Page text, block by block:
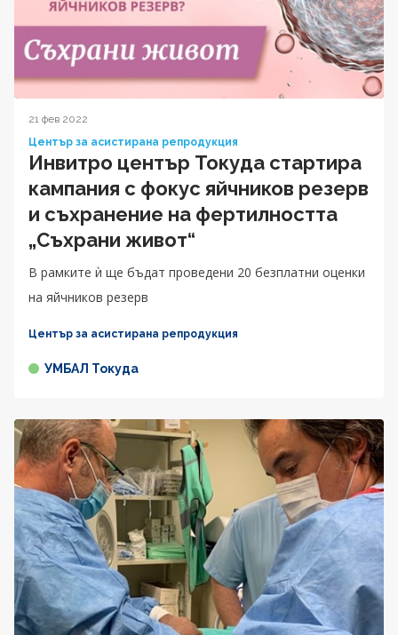
21 фев 2022
Център за асистирана репродукция
Инвитро център Токуда стартира
кампания с фокус яйчников резерв
и съхранение на фертилността
„Съхрани живот“
В рамките ѝ ще бъдат проведени 20 безплатни оценки
на яйчников резерв
Център за асистирана репродукция
УМБАЛ Токуда